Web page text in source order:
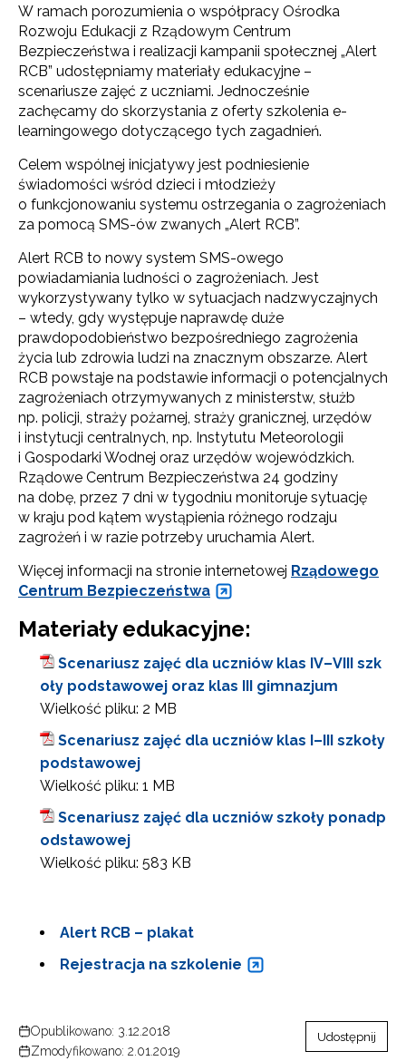
W ramach porozumienia o współpracy Ośrodka
Rozwoju Edukacji z Rządowym Centrum
Bezpieczeństwa i realizacji kampanii społecznej „Alert
RCB” udostępniamy materiały edukacyjne –
scenariusze zajęć z uczniami. Jednocześnie
zachęcamy do skorzystania z oferty szkolenia e-
learningowego dotyczącego tych zagadnień.
Celem wspólnej inicjatywy jest podniesienie
świadomości wśród dzieci i młodzieży
o funkcjonowaniu systemu ostrzegania o zagrożeniach
za pomocą SMS-ów zwanych „Alert RCB”.
Alert RCB to nowy system SMS-owego
powiadamiania ludności o zagrożeniach. Jest
wykorzystywany tylko w sytuacjach nadzwyczajnych
– wtedy, gdy występuje naprawdę duże
prawdopodobieństwo bezpośredniego zagrożenia
życia lub zdrowia ludzi na znacznym obszarze. Alert
RCB powstaje na podstawie informacji o potencjalnych
zagrożeniach otrzymywanych z ministerstw, służb
np. policji, straży pożarnej, straży granicznej, urzędów
i instytucji centralnych, np. Instytutu Meteorologii
i Gospodarki Wodnej oraz urzędów wojewódzkich.
Rządowe Centrum Bezpieczeństwa 24 godziny
na dobę, przez 7 dni w tygodniu monitoruje sytuację
w kraju pod kątem wystąpienia różnego rodzaju
zagrożeń i w razie potrzeby uruchamia Alert.
Więcej informacji na stronie internetowej Rządowego
Centrum Bezpieczeństwa
Materiały edukacyjne:
Scenariusz zajęć dla uczniów klas IV–VIII szk
oły podstawowej oraz klas III gimnazjum
Wielkość pliku: 2 MB
Scenariusz zajęć dla uczniów klas I–III szkoły
podstawowej
Wielkość pliku: 1 MB
Scenariusz zajęć dla uczniów szkoły ponadp
odstawowej
Wielkość pliku: 583 KB
Alert RCB – plakat
Rejestracja na szkolenie
Opublikowano: 3.12.2018
Zmodyfikowano: 2.01.2019
Udostępnij